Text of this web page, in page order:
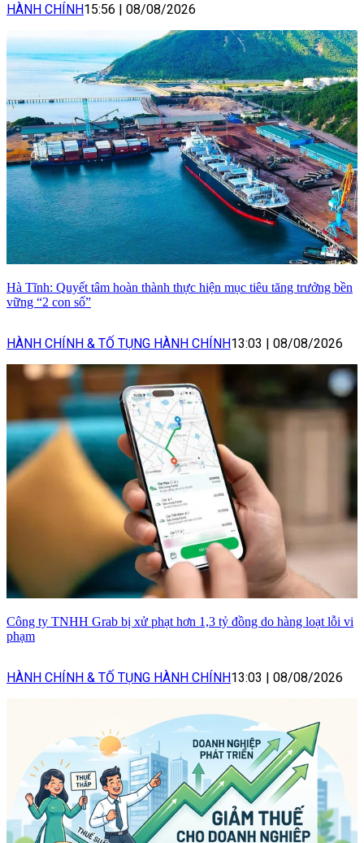
HÀNH CHÍNH15:56 | 08/08/2026
Hà Tĩnh: Quyết tâm hoàn thành thực hiện mục tiêu tăng trưởng bền
vững “2 con số”
HÀNH CHÍNH & TỐ TỤNG HÀNH CHÍNH13:03 | 08/08/2026
Công ty TNHH Grab bị xử phạt hơn 1,3 tỷ đồng do hàng loạt lỗi vi
phạm
HÀNH CHÍNH & TỐ TỤNG HÀNH CHÍNH13:03 | 08/08/2026